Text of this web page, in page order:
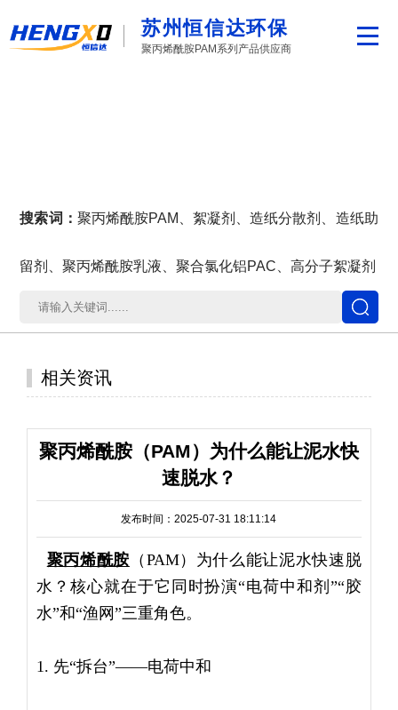
苏州恒信达环保
聚丙烯酰胺PAM系列产品供应商
搜索词： 聚丙烯酰胺PAM、絮凝剂、造纸分散剂、造纸助
留剂、聚丙烯酰胺乳液、聚合氯化铝PAC、高分子絮凝剂
相关资讯
聚丙烯酰胺（PAM）为什么能让泥水快
速脱水？
发布时间：2025-07-31 18:11:14
聚丙烯酰胺 （PAM）为什么能让泥水快速脱
水？核心就在于它同时扮演“电荷中和剂”“胶
水”和“渔网”三重角色。
1. 先“拆台”——电荷中和